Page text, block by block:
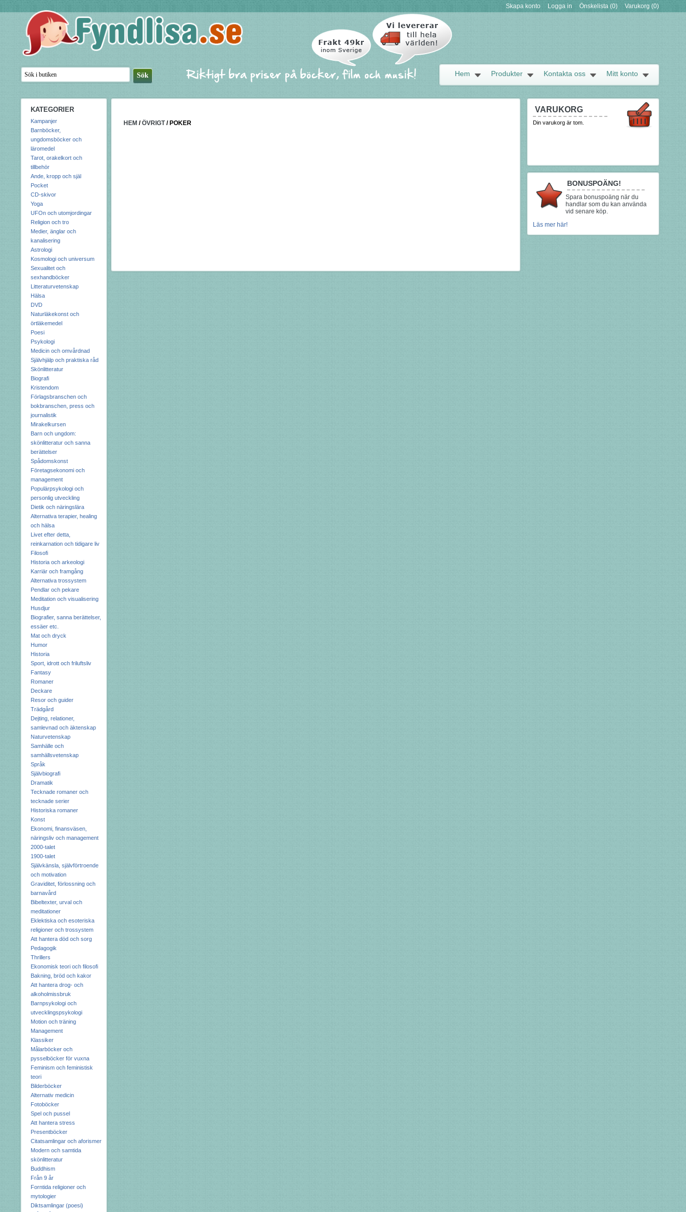
Skapa konto Logga in Önskelista (0) Varukorg (0)
Mitt konto
Kontakta oss
Produkter
Hem
KATEGORIER
Kampanjer
Barnböcker,
ungdomsböcker och
läromedel
Tarot, orakelkort och
tillbehör
Ande, kropp och själ
Pocket
CD-skivor
Yoga
UFOn och utomjordingar
Religion och tro
Medier, änglar och
kanalisering
Astrologi
Kosmologi och universum
Sexualitet och
sexhandböcker
Litteraturvetenskap
Hälsa
DVD
Naturläkekonst och
örtläkemedel
Poesi
Psykologi
Medicin och omvårdnad
Självhjälp och praktiska råd
Skönlitteratur
Biografi
Kristendom
Förlagsbranschen och
bokbranschen, press och
journalistik
Mirakelkursen
Barn och ungdom:
skönlitteratur och sanna
berättelser
Spådomskonst
Företagsekonomi och
management
Populärpsykologi och
personlig utveckling
Dietik och näringslära
Alternativa terapier, healing
och hälsa
Livet efter detta,
reinkarnation och tidigare liv
Filosofi
Historia och arkeologi
Karriär och framgång
Alternativa trossystem
Pendlar och pekare
Meditation och visualisering
Husdjur
Biografier, sanna berättelser,
essäer etc.
Mat och dryck
Humor
Historia
Sport, idrott och friluftsliv
Fantasy
Romaner
Deckare
Resor och guider
Trädgård
Dejting, relationer,
samlevnad och äktenskap
Naturvetenskap
Samhälle och
samhällsvetenskap
Språk
Självbiografi
Dramatik
Tecknade romaner och
tecknade serier
Historiska romaner
Konst
Ekonomi, finansväsen,
näringsliv och management
2000-talet
1900-talet
Självkänsla, självförtroende
och motivation
Graviditet, förlossning och
barnavård
Bibeltexter, urval och
meditationer
Eklektiska och esoteriska
religioner och trossystem
Att hantera död och sorg
Pedagogik
Thrillers
Ekonomisk teori och filosofi
Bakning, bröd och kakor
Att hantera drog- och
alkoholmissbruk
Barnpsykologi och
utvecklingspsykologi
Motion och träning
Management
Klassiker
Målarböcker och
pysselböcker för vuxna
Feminism och feministisk
teori
Bilderböcker
Alternativ medicin
Fotoböcker
Spel och pussel
Att hantera stress
Presentböcker
Citatsamlingar och aforismer
Modern och samtida
skönlitteratur
Buddhism
Från 9 år
Forntida religioner och
mytologier
Diktsamlingar (poesi)
HEM / ÖVRIGT / POKER
VARUKORG
Din varukorg är tom.
BONUSPOÄNG!
Spara bonuspoäng när du
handlar som du kan använda
vid senare köp.
Läs mer här!